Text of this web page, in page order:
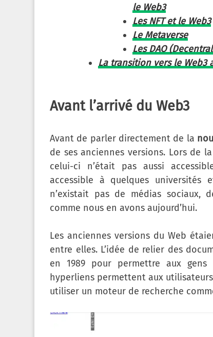
le Web3
Les NFT et le Web3
Le Metaverse
Les DAO
La transition vers le Web3
Avant l’arrivé du Web3
Avant de parler directement de la
de ses anciennes versions. Lors de
celui-ci n’était pas aussi
accessible à quelques
n’existait pas de médias sociaux,
comme nous en avons aujourd’hui.
Les anciennes versions du Web
entre elles. L’idée de relier des
en 1989 pour permettre aux gens
hyperliens permettent aux
utiliser un moteur de recherche